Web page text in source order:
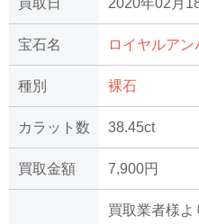
買取日 2020年02月
宝石名 ロイヤルアン
種別 裸石
カラット数 38.45ct
買取金額 7,900円
買取業者様よ